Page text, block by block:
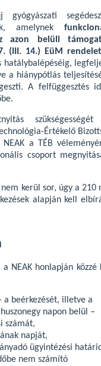
amelynek
azon belüli
(III. 14.) EüM
hatálybalépéséig,
a hiánypótlás
A felfüggesztés
Értékelő
a TÉB
csoport
kerül sor, úgy a 210
alapján kell
a NEAK honlapján közzé
a beérkezését, illetve a
napon belül –
számát,
napját,
ügyintézési
nem számító